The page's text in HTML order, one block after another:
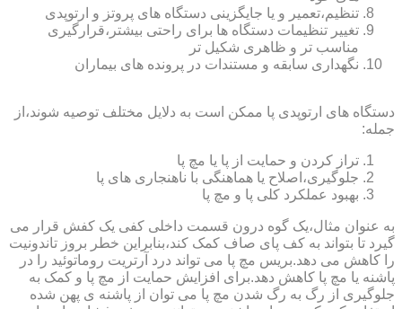
تنظیم،تعمیر و یا جایگزینی دستگاه های پروتز و ارتوپدی
تغییر تنظیمات دستگاه ها برای راحتی بیشتر،قرارگیری
مناسب تر و ظاهری شکیل تر
نگهداری سابقه و مستندات در پرونده های بیماران
دستگاه های ارتوپدی پا ممکن است به دلایل مختلف توصیه شوند،از
جمله:
تراز کردن و حمایت از پا یا مچ پا
جلوگیری،اصلاح یا هماهنگی با ناهنجاری های پا
بهبود عملکرد کلی پا و مچ پا
به عنوان مثال،یک گوه درون قسمت داخلی کفی یک کفش قرار می
گیرد تا بتواند به کف پای صاف کمک کند،بنابراین خطر بروز تاندونیت
را کاهش می دهد.بریس مچ پا می تواند درد آرتریت روماتوئید را در
پاشنه یا مچ پا کاهش دهد.برای افزایش حمایت از مچ پا و کمک به
جلوگیری از رگ به رگ شدن مچ پا می توان از پاشنه ی پهن شده